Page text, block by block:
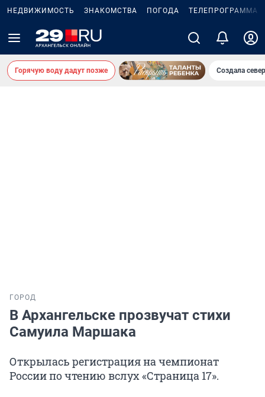
НЕДВИЖИМОСТЬ ЗНАКОМСТВА ПОГОДА ТЕЛЕПРОГРАММА
Горячую воду дадут позже Создала
ГОРОД
В Архангельске прозвучат стихи
Самуила Маршака
Открылась регистрация на чемпионат
России по чтению вслух «Страница 17».